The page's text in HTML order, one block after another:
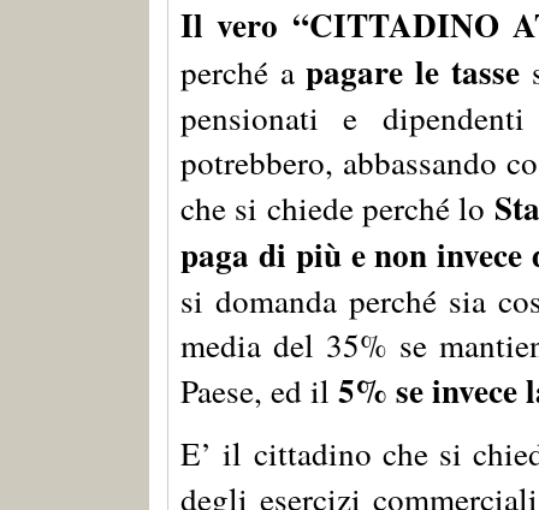
Il vero “CITTADINO
perché apagare le tasse
pensionati e
potrebbero, abbassando
che si chiede perché lo
paga di più e non
si domanda perché sia
media del 35% se
Paese, ed il 5% se invece
E’ il cittadino che si
degli esercizi